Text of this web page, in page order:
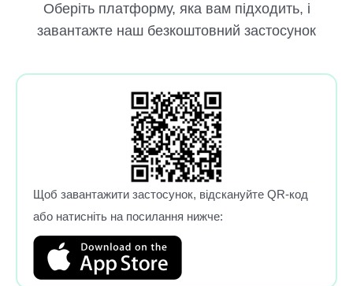
Оберіть платформу, яка вам підходить, і
завантажте наш безкоштовний застосунок
Щоб завантажити застосунок, відскануйте QR-код
або натисніть на посилання нижче: